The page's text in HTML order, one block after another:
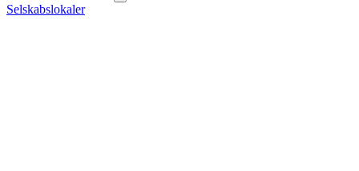
Selskabslokaler